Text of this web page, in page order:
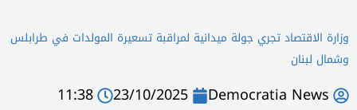
وزارة الاقتصاد تجري جولة ميدانية لمراقبة تسعيرة المولدات في طرابلس
وشمال لبنان
Democratia News
23/10/2025
11:38